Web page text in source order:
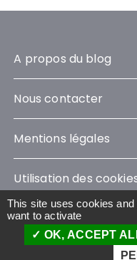
A propos du blog
Nous contacter
Mentions légales
Utilisation des
Le Blog
This site uses cookies
want to activate
OK, ACCEPT